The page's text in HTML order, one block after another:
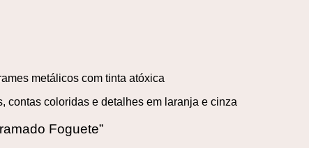
metálicos com tinta atóxica
contas coloridas e detalhes em laranja e cinza
Foguete”